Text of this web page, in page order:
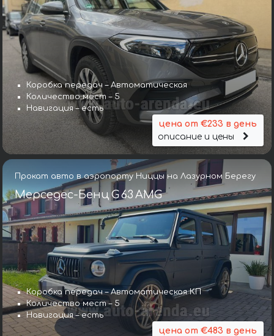
Коробка передач – Автоматическая
Количество мест – 5
Навигация – есть
цена от €233 в день
описание и цены
Прокат авто в аэропорту Ниццы на Лазурном Берегу
Мерседес-Бенц G 63 AMG
Коробка передач – Автоматическая КП
Количество мест – 5
Навигация – есть
цена от €483 в день